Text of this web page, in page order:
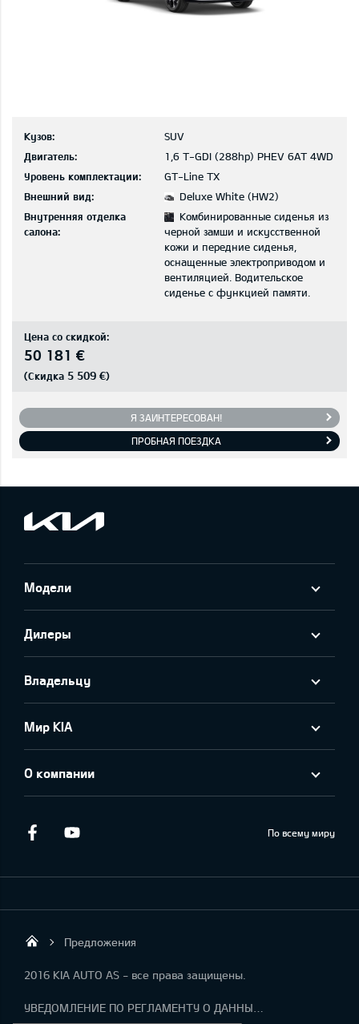
Кузов:
SUV
Двигатель:
1,6 T-GDI (288hp) PHEV 6AT 4WD
Уровень комплектации:
GT-Line TX
Внешний вид:
Deluxe White (HW2)
Внутренняя отделка
салона:
Комбинированные сиденья из
черной замши и искусственной
кожи и передние сиденья,
оснащенные электроприводом и
вентиляцией. Водительское
сиденье с функцией памяти.
Цена со скидкой:
50 181 €
(Скидка 5 509 €)
Я ЗАИНТЕРЕСОВАН!
ПРОБНАЯ ПОЕЗДКА
Модели
Дилеры
Владельцу
Мир KIA
О компании
Facebook По всему миру
KIA AUTO AS
Предложения
2016 KIA AUTO AS - все права защищены.